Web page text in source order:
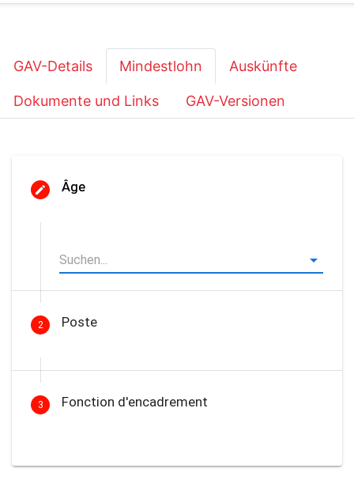
GAV-Details Mindestlohn Auskünfte
Dokumente und Links GAV-Versionen
Âge
2 Poste
3 Fonction d'encadrement